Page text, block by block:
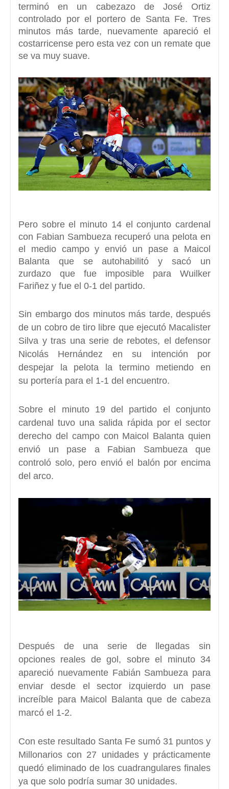
terminó en un cabezazo de José Ortiz
controlado por el portero de Santa Fe. Tres
minutos más tarde, nuevamente apareció el
costarricense pero esta vez con un remate que
se va muy suave.
Pero sobre el minuto 14 el conjunto cardenal
con Fabian Sambueza recuperó una pelota en
el medio campo y envió un pase a Maicol
Balanta que se autohabilitó y sacó un
zurdazo que fue imposible para Wuilker
Fariñez y fue el 0-1 del partido.
Sin embargo dos minutos más tarde, después
de un cobro de tiro libre que ejecutó Macalister
Silva y tras una serie de rebotes, el defensor
Nicolás Hernández en su intención por
despejar la pelota la termino metiendo en
su portería para el 1-1 del encuentro.
Sobre el minuto 19 del partido el conjunto
cardenal tuvo una salida rápida por el sector
derecho del campo con Maicol Balanta quien
envió un pase a Fabian Sambueza que
controló solo, pero envió el balón por encima
del arco.
Después de una serie de llegadas sin
opciones reales de gol, sobre el minuto 34
apareció nuevamente Fabián Sambueza para
enviar desde el sector izquierdo un pase
increíble para Maicol Balanta que de cabeza
marcó el 1-2.
Con este resultado Santa Fe sumó 31 puntos y
Millonarios con 27 unidades y prácticamente
quedó eliminado de los cuadrangulares finales
ya que solo podría sumar 30 unidades.